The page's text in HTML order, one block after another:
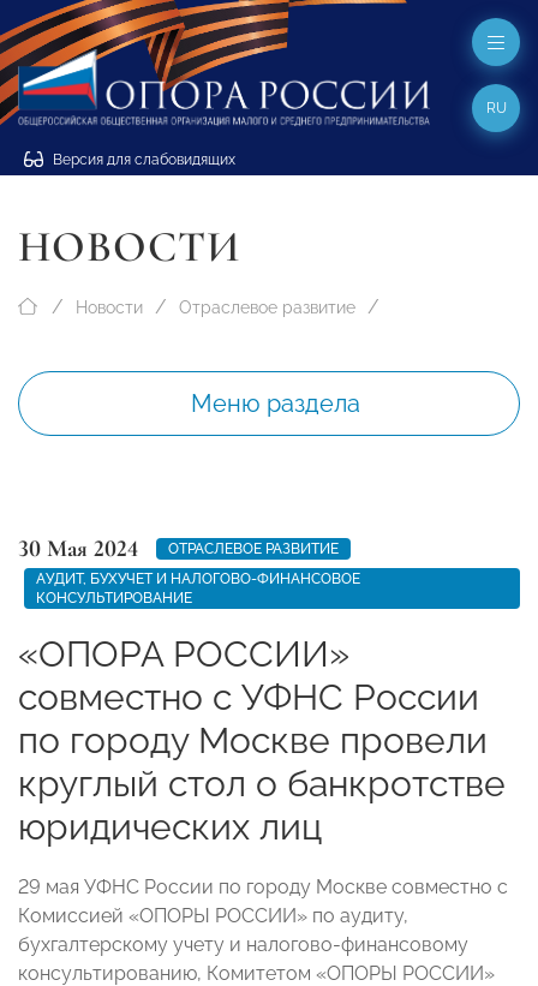
Версия для слабовидящих
RU
НОВОСТИ
Новости Отраслевое развитие
Меню раздела
30 Мая 2024
ОТРАСЛЕВОЕ РАЗВИТИЕ
АУДИТ, БУХУЧЕТ И НАЛОГОВО-ФИНАНСОВОЕ
КОНСУЛЬТИРОВАНИЕ
«ОПОРА РОССИИ»
совместно с УФНС России
по городу Москве провели
круглый стол о банкротстве
юридических лиц
29 мая УФНС России по городу Москве совместно с
Комиссией «ОПОРЫ РОССИИ» по аудиту,
бухгалтерскому учету и налогово-финансовому
консультированию, Комитетом «ОПОРЫ РОССИИ»